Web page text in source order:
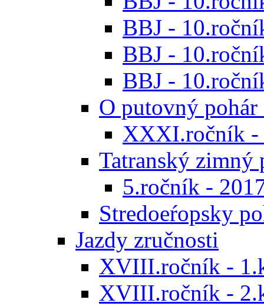
BBJ -
BBJ -
BBJ -
O putovný
XXXI.ročník -
Tatranský zimný
5.ročník -
Stredoeŕopsky
Jazdy zručnosti
XVIII.ročník -
XVIII.ročník -